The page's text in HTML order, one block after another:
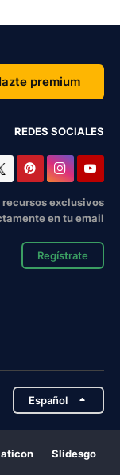
premium
REDES SOCIALES
recursos exclusivos
en tu email
Regístrate
Español
Slidesgo